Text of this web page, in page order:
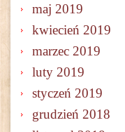
maj 2019
kwiecień 2019
marzec 2019
luty 2019
styczeń 2019
grudzień 2018